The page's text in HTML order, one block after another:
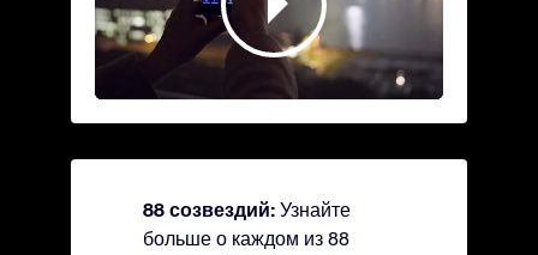
88 созвездий: Узнайте
больше о каждом из 88